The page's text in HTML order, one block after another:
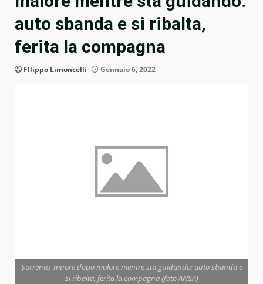
auto sbanda e si ribalta,
ferita la compagna
FIlippo Limoncelli Gennaio 6, 2022
Sorrento, muore dopo malore mentre sta guidando: auto sbanda e
si ribalta, ferita la compagna (foto ANSA)